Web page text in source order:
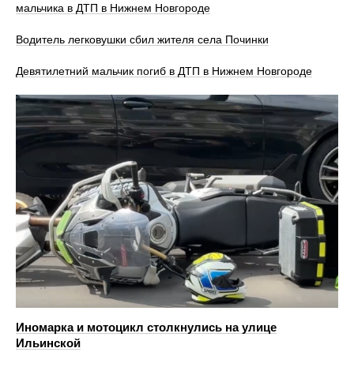
мальчика в ДТП в Нижнем Новгороде
Водитель легковушки сбил жителя села Починки
Девятилетний мальчик погиб в ДТП в Нижнем Новгороде
Иномарка и мотоцикл столкнулись на улице
Ильинской